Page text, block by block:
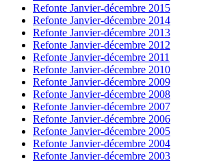
Refonte Janvier-décembre 2015
Refonte Janvier-décembre 2014
Refonte Janvier-décembre 2013
Refonte Janvier-décembre 2012
Refonte Janvier-décembre 2011
Refonte Janvier-décembre 2010
Refonte Janvier-décembre 2009
Refonte Janvier-décembre 2008
Refonte Janvier-décembre 2007
Refonte Janvier-décembre 2006
Refonte Janvier-décembre 2005
Refonte Janvier-décembre 2004
Refonte Janvier-décembre 2003